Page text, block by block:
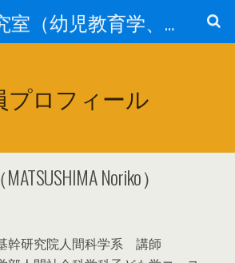
松島研究室（幼児教育学、保育制度・政策
プロフィール
Noriko）
幹研究院人間科学系 講師